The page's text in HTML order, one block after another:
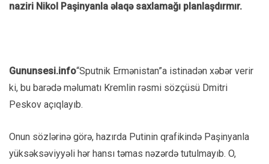
naziri Nikol Paşinyanla əlaqə saxlamağı planlaşdırmır.
Gununsesi.info“Sputnik Ermənistan”a istinadən xəbər verir
ki, bu barədə məlumatı Kremlin rəsmi sözçüsü Dmitri
Peskov açıqlayıb.
Onun sözlərinə görə, hazırda Putinin qrafikində Paşinyanla
yüksəksəviyyəli hər hansı təmas nəzərdə tutulmayıb. O,